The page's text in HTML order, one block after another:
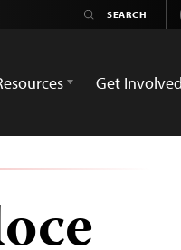
Get Involved